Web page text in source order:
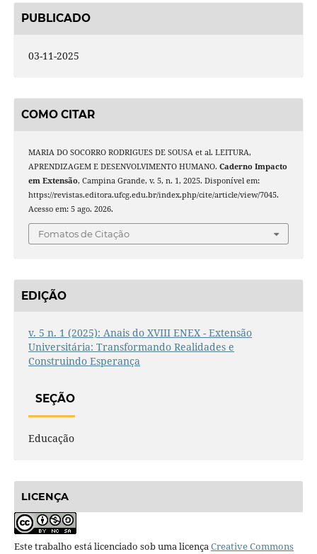
PUBLICADO
03-11-2025
COMO CITAR
MARIA DO SOCORRO RODRIGUES DE SOUSA et al. LEITURA,
APRENDIZAGEM E DESENVOLVIMENTO HUMANO. Caderno Impacto
em Extensão, Campina Grande, v. 5, n. 1, 2025. Disponível em:
https://revistas.editora.ufcg.edu.br/index.php/cite/article/view/7045.
Acesso em: 5 ago. 2026.
Fomatos de Citação
EDIÇÃO
v. 5 n. 1 (2025): Anais do XVIII ENEX - Extensão
Universitária: Transformando Realidades e
Construindo Esperança
SEÇÃO
Educação
LICENÇA
Este trabalho está licenciado sob uma licençaCreative Commons